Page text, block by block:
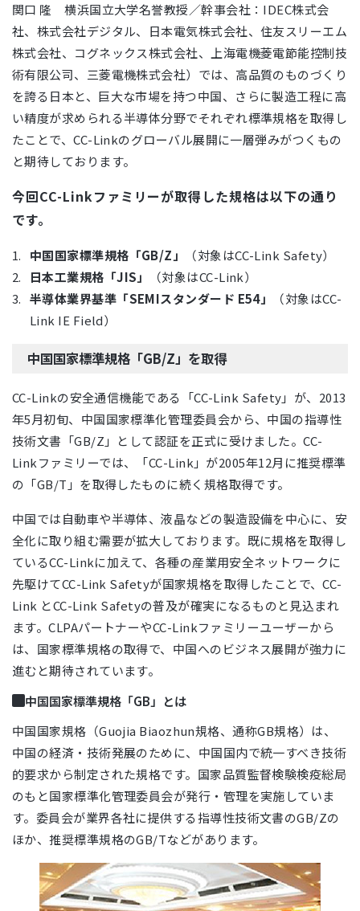
関口 隆 横浜国立大学名誉教授／幹事会社：IDEC株式会
社、株式会社デジタル、日本電気株式会社、住友スリーエム
株式会社、コグネックス株式会社、上海電機菱電節能控制技
術有限公司、三菱電機株式会社）では、高品質のものづくり
を誇る日本と、巨大な市場を持つ中国、さらに製造工程に高
い精度が求められる半導体分野でそれぞれ標準規格を取得し
たことで、CC-Linkのグローバル展開に一層弾みがつくもの
と期待しております。
今回CC-Linkファミリーが取得した規格は以下の通り
です。
中国国家標準規格「GB/Z」
（対象はCC-Link Safety）
日本工業規格「JIS」
（対象はCC-Link）
半導体業界基準「SEMIスタンダード E54」
（対象はCC-
Link IE Field）
中国国家標準規格「GB/Z」を取得
CC-Linkの安全通信機能である「CC-Link Safety」が、2013
年5月初旬、中国国家標準化管理委員会から、中国の指導性
技術文書「GB/Z」として認証を正式に受けました。CC-
Linkファミリーでは、「CC-Link」が2005年12月に推奨標準
の「GB/T」を取得したものに続く規格取得です。
中国では自動車や半導体、液晶などの製造設備を中心に、安
全化に取り組む需要が拡大しております。既に規格を取得し
ているCC-Linkに加えて、各種の産業用安全ネットワークに
先駆けてCC-Link Safetyが国家規格を取得したことで、CC-
Link とCC-Link Safetyの普及が確実になるものと見込まれ
ます。CLPAパートナーやCC-Linkファミリーユーザーから
は、国家標準規格の取得で、中国へのビジネス展開が強力に
進むと期待されています。
中国国家標準規格「GB」とは
中国国家規格（Guojia Biaozhun規格、通称GB規格）は、
中国の経済・技術発展のために、中国国内で統一すべき技術
的要求から制定された規格です。国家品質監督検験検疫総局
のもと国家標準化管理委員会が発行・管理を実施していま
す。委員会が業界各社に提供する指導性技術文書のGB/Zの
ほか、推奨標準規格のGB/Tなどがあります。